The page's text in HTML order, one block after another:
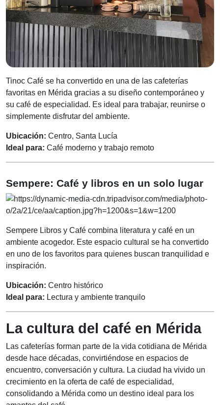
Tinoc Café se ha convertido en una de las cafeterías
favoritas en Mérida gracias a su diseño contemporáneo y
su café de especialidad. Es ideal para trabajar, reunirse o
simplemente disfrutar del ambiente.
Ubicación: Centro, Santa Lucía
Ideal para: Café moderno y trabajo remoto
Sempere: Café y libros en un solo lugar
Sempere Libros y Café combina literatura y café en un
ambiente acogedor. Este espacio cultural se ha convertido
en uno de los favoritos para quienes buscan tranquilidad e
inspiración.
Ubicación: Centro histórico
Ideal para: Lectura y ambiente tranquilo
La cultura del café en Mérida
Las cafeterías forman parte de la vida cotidiana de Mérida
desde hace décadas, convirtiéndose en espacios de
encuentro, conversación y cultura. La ciudad ha vivido un
crecimiento en la oferta de café de especialidad,
consolidando a Mérida como un destino ideal para los